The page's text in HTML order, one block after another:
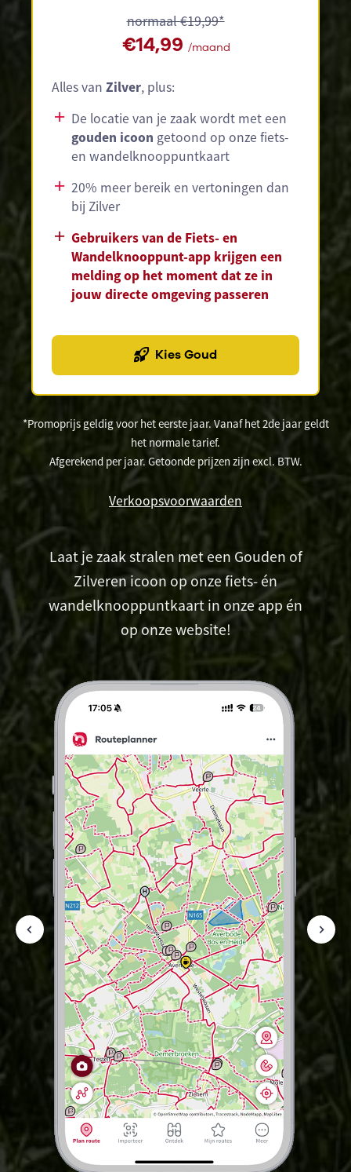
normaal €19,99*
€14,99 /maand
Alles van Zilver, plus:
De locatie van je zaak wordt met een
gouden icoon getoond op onze fiets-
en wandelknooppuntkaart
20% meer bereik en vertoningen dan
bij Zilver
Gebruikers van de Fiets- en
Wandelknooppunt-app krijgen een
melding op het moment dat ze in
jouw directe omgeving passeren
Kies Goud
*Promoprijs geldig voor het eerste jaar. Vanaf het 2de jaar geldt
het normale tarief.
Afgerekend per jaar. Getoonde prijzen zijn excl. BTW.
Verkoopsvoorwaarden
Laat je zaak stralen met een Gouden of
Zilveren icoon op onze fiets- én
wandelknooppuntkaart in onze app én
op onze website!